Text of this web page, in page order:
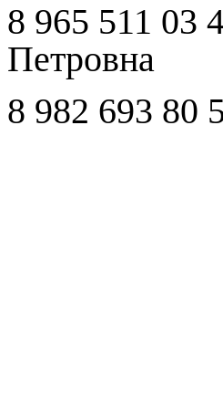
8 965 511 03
Петровна
8 982 693 80